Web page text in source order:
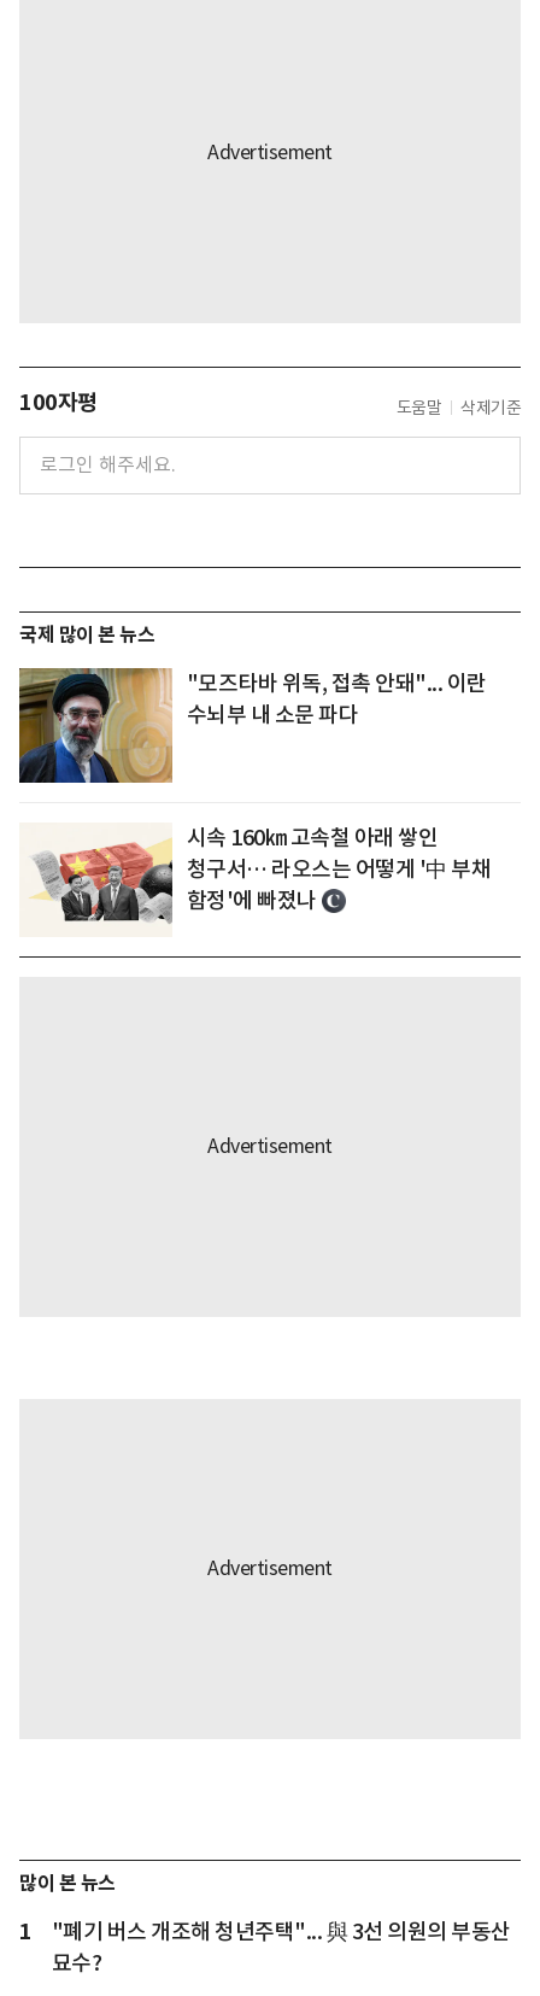
100자평 도움말 삭제기준
국제 많이 본 뉴스
"모즈타바 위독, 접촉 안돼"... 이란
수뇌부 내 소문 파다
시속 160㎞ 고속철 아래 쌓인
청구서… 라오스는 어떻게 '中 부채
함정'에 빠졌나
많이 본 뉴스
1
"폐기 버스 개조해 청년주택"... 與 3선 의원의 부동산
묘수?